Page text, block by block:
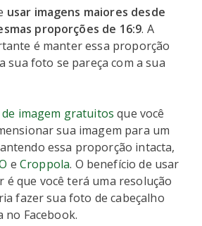
usar imagens maiores desde
proporções de 16:9. A
é manter essa proporção
sua foto se pareça com a sua
imagem gratuitos que você
sua imagem para um
essa proporção intacta,
e Croppola. O benefício de usar
é que você terá uma resolução
fazer sua foto de cabeçalho
no Facebook.